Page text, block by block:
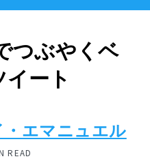
つぶやくベ
ート
・エマニュエル
READ